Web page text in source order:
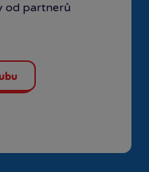
od partnerů